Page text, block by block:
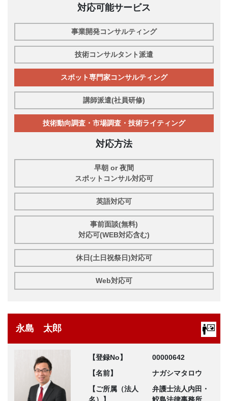
対応可能サービス
事業開発コンサルティング
技術コンサルタント派遣
スポット専門家コンサルティング
講師派遣(社員研修)
技術動向調査・市場調査・技術ライティング
対応方法
早朝 or 夜間
スポットコンサル対応可
英語対応可
事前面談(無料)
対応可(WEB対応含む)
休日(土日祝祭日)対応可
Web対応可
永島 太郎
【登録No】
00000642
【名前】
ナガシマタロウ
【ご所属（法人
弁護士法人内田・